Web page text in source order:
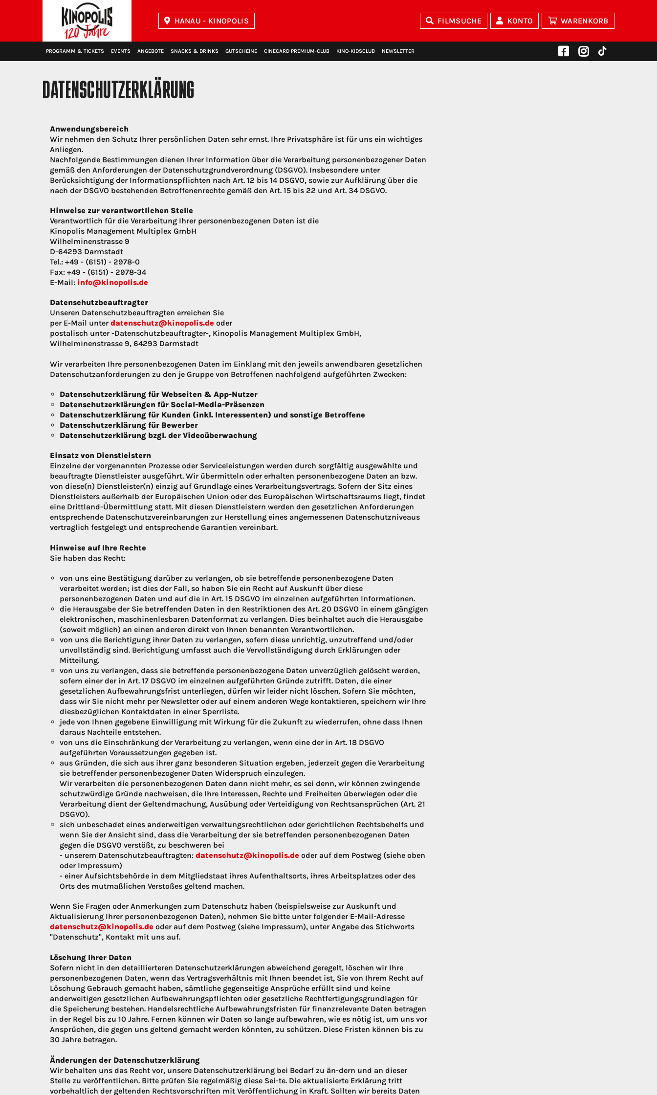
HANAU - KINOPOLIS FILMSUCHE KONTO WARENKORB
PROGRAMM & TICKETS EVENTS ANGEBOTE SNACKS & DRINKS GUTSCHEINE CINECARD PREMIUM‑CLUB KINO‑KIDSCLUB NEWSLETTER
DATENSCHUTZERKLÄRUNG
Anwendungsbereich
Wir nehmen den Schutz Ihrer persönlichen Daten sehr ernst. Ihre Privatsphäre ist für uns ein wichtiges
Anliegen.
Nachfolgende Bestimmungen dienen Ihrer Information über die Verarbeitung personenbezogener Daten
gemäß den Anforderungen der Datenschutzgrundverordnung (DSGVO). Insbesondere unter
Berücksichtigung der Informationspflichten nach Art. 12 bis 14 DSGVO, sowie zur Aufklärung über die
nach der DSGVO bestehenden Betroffenenrechte gemäß den Art. 15 bis 22 und Art. 34 DSGVO.
Hinweise zur verantwortlichen Stelle
Verantwortlich für die Verarbeitung Ihrer personenbezogenen Daten ist die
Kinopolis Management Multiplex GmbH
Wilhelminenstrasse 9
D-64293 Darmstadt
Tel.: +49 - (6151) - 2978-0
Fax: +49 - (6151) - 2978-34
E-Mail: info@kinopolis.de
Datenschutzbeauftragter
Unseren Datenschutzbeauftragten erreichen Sie
per E-Mail unter datenschutz@kinopolis.de oder
postalisch unter -Datenschutzbeauftragter-, Kinopolis Management Multiplex GmbH,
Wilhelminenstrasse 9, 64293 Darmstadt
Wir verarbeiten Ihre personenbezogenen Daten im Einklang mit den jeweils anwendbaren gesetzlichen
Datenschutzanforderungen zu den je Gruppe von Betroffenen nachfolgend aufgeführten Zwecken:
Datenschutzerklärung für Webseiten & App-Nutzer
Datenschutzerklärungen für Social-Media-Präsenzen
Datenschutzerklärung für Kunden (inkl. Interessenten) und sonstige Betroffene
Datenschutzerklärung für Bewerber
Datenschutzerklärung bzgl. der Videoüberwachung
Einsatz von Dienstleistern
Einzelne der vorgenannten Prozesse oder Serviceleistungen werden durch sorgfältig ausgewählte und
beauftragte Dienstleister ausgeführt. Wir übermitteln oder erhalten personenbezogene Daten an bzw.
von diese(n) Dienstleister(n) einzig auf Grundlage eines Verarbeitungsvertrags. Sofern der Sitz eines
Dienstleisters außerhalb der Europäischen Union oder des Europäischen Wirtschaftsraums liegt, findet
eine Drittland-Übermittlung statt. Mit diesen Dienstleistern werden den gesetzlichen Anforderungen
entsprechende Datenschutzvereinbarungen zur Herstellung eines angemessenen Datenschutzniveaus
vertraglich festgelegt und entsprechende Garantien vereinbart.
Hinweise auf Ihre Rechte
Sie haben das Recht:
von uns eine Bestätigung darüber zu verlangen, ob sie betreffende personenbezogene Daten
verarbeitet werden; ist dies der Fall, so haben Sie ein Recht auf Auskunft über diese
personenbezogenen Daten und auf die in Art. 15 DSGVO im einzelnen aufgeführten Informationen.
die Herausgabe der Sie betreffenden Daten in den Restriktionen des Art. 20 DSGVO in einem gängigen
elektronischen, maschinenlesbaren Datenformat zu verlangen. Dies beinhaltet auch die Herausgabe
(soweit möglich) an einen anderen direkt von Ihnen benannten Verantwortlichen.
von uns die Berichtigung ihrer Daten zu verlangen, sofern diese unrichtig, unzutreffend und/oder
unvollständig sind. Berichtigung umfasst auch die Vervollständigung durch Erklärungen oder
Mitteilung.
von uns zu verlangen, dass sie betreffende personenbezogene Daten unverzüglich gelöscht werden,
sofern einer der in Art. 17 DSGVO im einzelnen aufgeführten Gründe zutrifft. Daten, die einer
gesetzlichen Aufbewahrungsfrist unterliegen, dürfen wir leider nicht löschen. Sofern Sie möchten,
dass wir Sie nicht mehr per Newsletter oder auf einem anderen Wege kontaktieren, speichern wir Ihre
diesbezüglichen Kontaktdaten in einer Sperrliste.
jede von Ihnen gegebene Einwilligung mit Wirkung für die Zukunft zu wiederrufen, ohne dass Ihnen
daraus Nachteile entstehen.
von uns die Einschränkung der Verarbeitung zu verlangen, wenn eine der in Art. 18 DSGVO
aufgeführten Voraussetzungen gegeben ist.
aus Gründen, die sich aus ihrer ganz besonderen Situation ergeben, jederzeit gegen die Verarbeitung
sie betreffender personenbezogener Daten Widerspruch einzulegen.
Wir verarbeiten die personenbezogenen Daten dann nicht mehr, es sei denn, wir können zwingende
schutzwürdige Gründe nachweisen, die Ihre Interessen, Rechte und Freiheiten überwiegen oder die
Verarbeitung dient der Geltendmachung, Ausübung oder Verteidigung von Rechtsansprüchen (Art. 21
DSGVO).
sich unbeschadet eines anderweitigen verwaltungsrechtlichen oder gerichtlichen Rechtsbehelfs und
wenn Sie der Ansicht sind, dass die Verarbeitung der sie betreffenden personenbezogenen Daten
gegen die DSGVO verstößt, zu beschweren bei
- unserem Datenschutzbeauftragten: datenschutz@kinopolis.de oder auf dem Postweg (siehe oben
oder Impressum)
- einer Aufsichtsbehörde in dem Mitgliedstaat ihres Aufenthaltsorts, ihres Arbeitsplatzes oder des
Orts des mutmaßlichen Verstoßes geltend machen.
Wenn Sie Fragen oder Anmerkungen zum Datenschutz haben (beispielsweise zur Auskunft und
Aktualisierung Ihrer personenbezogenen Daten), nehmen Sie bitte unter folgender E-Mail-Adresse
datenschutz@kinopolis.de oder auf dem Postweg (siehe Impressum), unter Angabe des Stichworts
"Datenschutz", Kontakt mit uns auf.
Löschung Ihrer Daten
Sofern nicht in den detaillierteren Datenschutzerklärungen abweichend geregelt, löschen wir Ihre
personenbezogenen Daten, wenn das Vertragsverhältnis mit Ihnen beendet ist, Sie von Ihrem Recht auf
Löschung Gebrauch gemacht haben, sämtliche gegenseitige Ansprüche erfüllt sind und keine
anderweitigen gesetzlichen Aufbewahrungspflichten oder gesetzliche Rechtfertigungsgrundlagen für
die Speicherung bestehen. Handelsrechtliche Aufbewahrungsfristen für finanzrelevante Daten betragen
in der Regel bis zu 10 Jahre. Fernen können wir Daten so lange aufbewahren, wie es nötig ist, um uns vor
Ansprüchen, die gegen uns geltend gemacht werden könnten, zu schützen. Diese Fristen können bis zu
30 Jahre betragen.
Änderungen der Datenschutzerklärung
Wir behalten uns das Recht vor, unsere Datenschutzerklärung bei Bedarf zu än-dern und an dieser
Stelle zu veröffentlichen. Bitte prüfen Sie regelmäßig diese Sei-te. Die aktualisierte Erklärung tritt
vorbehaltlich der geltenden Rechtsvorschriften mit Veröffentlichung in Kraft. Sollten wir bereits Daten